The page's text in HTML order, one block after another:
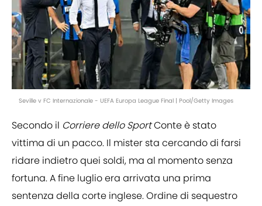
Seville v FC Internazionale - UEFA Europa League Final | Pool/Getty Images
Secondo il Corriere dello SportConte è stato
vittima di un pacco. Il mister sta cercando di farsi
ridare indietro quei soldi, ma al momento senza
fortuna. A fine luglio era arrivata una prima
sentenza della corte inglese. Ordine di sequestro